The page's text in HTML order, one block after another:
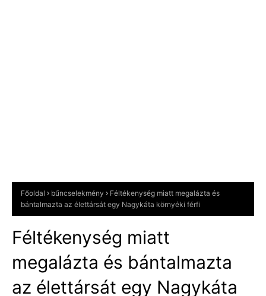
Főoldal bűncselekmény
Féltékenység miatt megalázta és
bántalmazta az élettársát egy Nagykáta környéki férfi
Féltékenység miatt
megalázta és bántalmazta
az élettársát egy Nagykáta